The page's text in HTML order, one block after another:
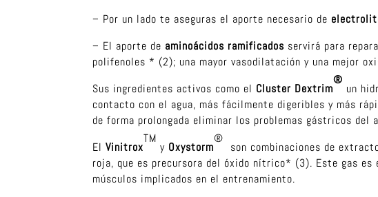
– Por un lado te aseguras el aporte necesario de
– El aporte de aminoácidos ramificados servirá para
polifenoles * (2); una mayor vasodilatación y una mejor
Sus ingredientes activos como el Cluster Dextrim
®
un
contacto con el agua, más fácilmente digeribles y más
de forma prolongada eliminar los problemas gástricos del
ElVinitrox
TM
y Oxystorm
®
son combinaciones de
roja, que es precursora del óxido nítrico* (3). Este gas
músculos implicados en el entrenamiento.